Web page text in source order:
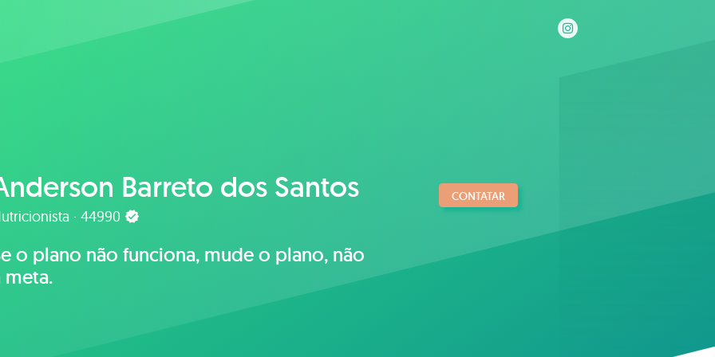
Barreto dos Santos
· 44990
o plano não funciona, mude o plano, não
meta.
CONTATAR